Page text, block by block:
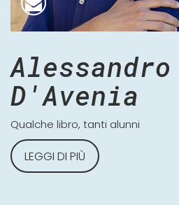
Alessandro
D'Avenia
Qualche libro, tanti alunni
LEGGI DI PIÙ